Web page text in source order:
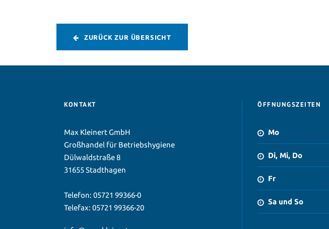
ZURÜCK ZUR ÜBERSICHT
KONTAKT
Max Kleinert GmbH
Großhandel für Betriebshygiene
Dülwaldstraße 8
31655 Stadthagen
Telefon: 05721 99366-0
Telefax: 05721 99366-20
ÖFFNUNGSZEITEN
Mo
Di, Mi, Do
Fr
Sa und So